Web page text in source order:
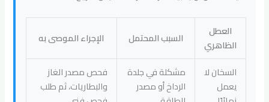
العطل
الظاهري
السبب المحتمل الإجراء الموصى به
السخان لا
يعمل
مشكلة في جلدة
الرداخ أو مصدر
فحص مصدر الغاز
والبطاريات، ثم طلب